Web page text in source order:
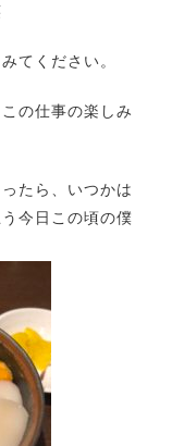
てください。
の仕事の楽しみ
たら、いつかは
今日この頃の僕